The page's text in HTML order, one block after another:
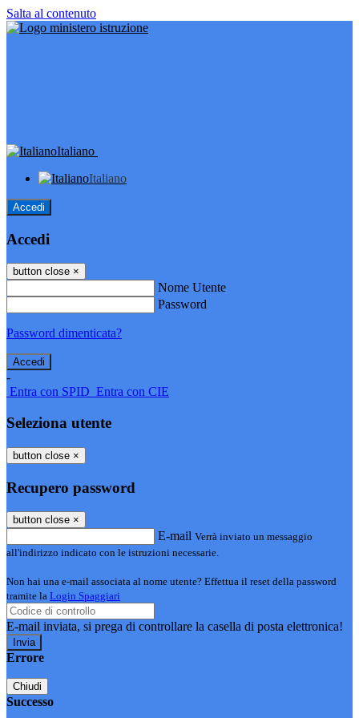
Salta al contenuto
Italiano
Italiano
Accedi
Accedi
button close ×
Nome Utente
Password
Password dimenticata?
-
Entra con SPID Entra con CIE
Seleziona utente
button close ×
Recupero password
button close ×
E-mail Verrà inviato un messaggio
all'indirizzo indicato con le istruzioni necessarie.
Non hai una e-mail associata al nome utente? Effettua il reset della password
tramite la Login Spaggiari
E-mail inviata, si prega di controllare la casella di posta elettronica!
Errore
Chiudi
Successo